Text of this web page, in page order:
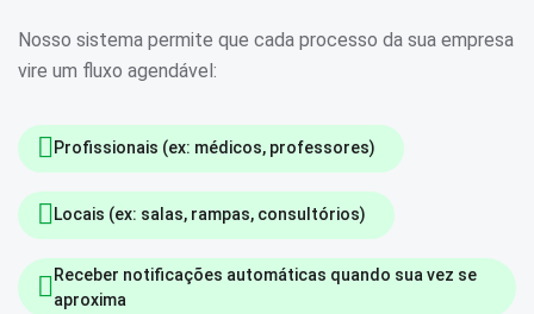
Nosso sistema permite que cada processo da sua empresa
vire um fluxo agendável:
Profissionais (ex: médicos, professores)
Locais (ex: salas, rampas, consultórios)
Receber notificações automáticas quando sua vez se
aproxima